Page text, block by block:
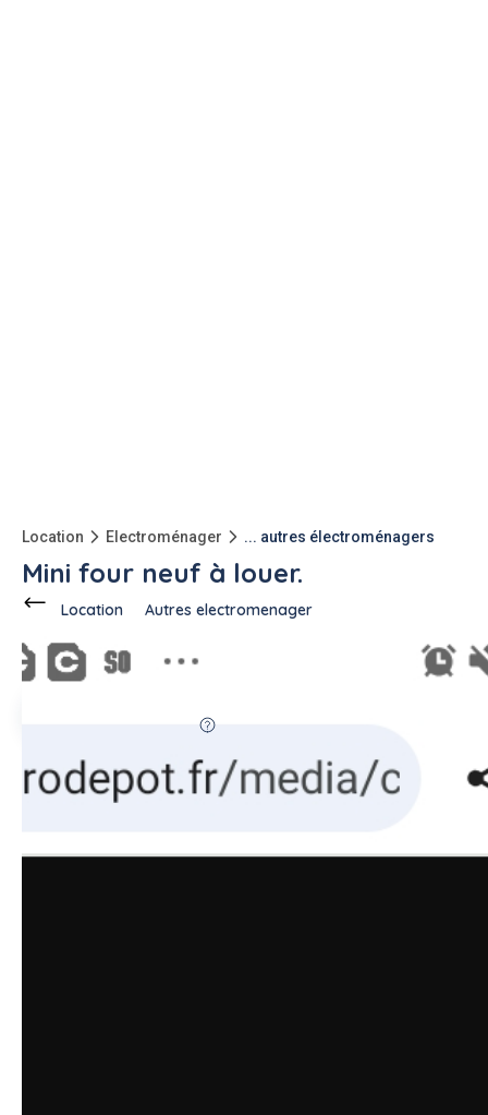
Location Electroménager ... autres électroménagers
Mini four neuf à louer.
Location Autres electromenager
Ce voisin
Description de l'annonce
marque Moulinex. Neuf,jamais utilisé. Manque juste le tourne